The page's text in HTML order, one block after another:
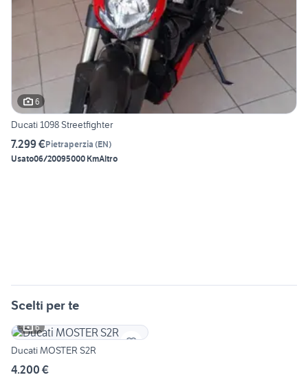
6
Ducati 1098 Streetfighter
7.299 €Pietraperzia (EN)
Usato06/20095000 KmAltro
Scelti per te
6
Ducati MOSTER S2R
4.200 €